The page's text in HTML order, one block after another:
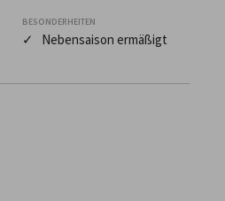
BESONDERHEITEN
✓ Nebensaison ermäßigt